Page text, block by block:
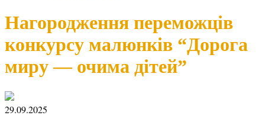
Нагородження переможців
конкурсу малюнків “Дорога
миру — очима дітей”
29.09.2025